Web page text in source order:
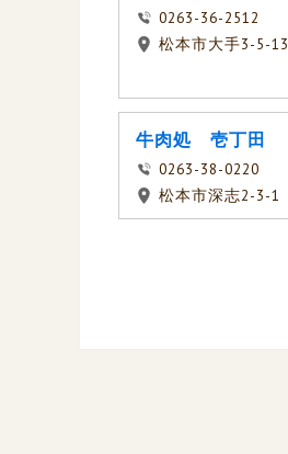
0263-36-2512
松本市大手3-5-13
牛肉処 壱丁田
0263-38-0220
松本市深志2-3-1